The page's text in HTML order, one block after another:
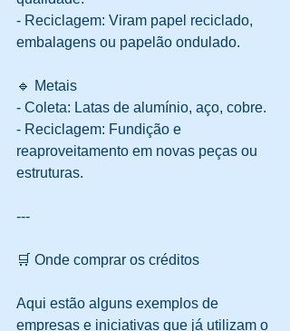
- Reciclagem: Viram papel reciclado,
embalagens ou papelão ondulado.
🔹 Metais
- Coleta: Latas de alumínio, aço, cobre.
- Reciclagem: Fundição e
reaproveitamento em novas peças ou
estruturas.
---
🛒 Onde comprar os créditos
Aqui estão alguns exemplos de
empresas e iniciativas que já utilizam o